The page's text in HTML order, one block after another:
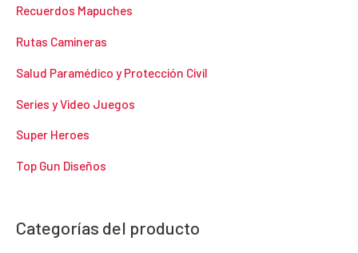
Recuerdos Mapuches
Rutas Camineras
Salud Paramédico y Protección Civil
Series y Video Juegos
Super Heroes
Top Gun Diseños
Categorías del producto